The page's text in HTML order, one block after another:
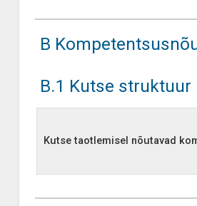
B
B.1 Kutse struktuur
Kutse taotlemisel nõutavad